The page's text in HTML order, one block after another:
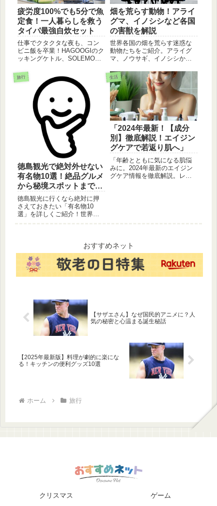
疲労度100%でも5分で魚
定食！一人暮らしを救う
タイパ最強自炊セット
仕事でクタクタな夜も、コン
ビニ飯を卒業！HAGOOGIのク
ッキングケトル、SOLEMOOD
クを組み合わせれば、5分で温
かい本格魚定食が完成しま
す。洗い物も最小限で、栄養
バランスもバッチリな魔法の
自炊術をご紹介。
畑を荒らす動物！アライ
グマ、イノシシなど各国
の害獣を解説
世界各国の畑を荒らす迷惑な
動物たちをご紹介。アライグ
マ、ノウサギ、イノシシから
ませる害獣の実態とは？
旅行
徳島観光で絶対外せない
有名物10選！絶品グルメ
から秘境スポットまで完
全網羅
徳島観光に行くなら絶対に押
さえておきたい「有名物10
選」を詳しくご紹介！世界最
愛する大野海苔やフィッシュ
カツまで。徳島の魅力をグル
メ・観光・文化の視点で1800
文字に凝縮して解説します。
これさえ読めば徳島旅行の計
生活
「2024年最新！【成分
別】徹底解説！エイジン
グケアで若返り肌へ」
「年齢とともに気になる肌悩
みに。2024年最新のエイジン
グケア情報を徹底解説。レチ
おすすめネット
【サザエさん】なぜ国民的アニメに？人
気の秘密と心温まる誕生秘話
【2025年最新版】料理が劇的に楽にな
る！キッチンの便利グッズ10選
ホーム 旅行
クリスマス
ゲーム